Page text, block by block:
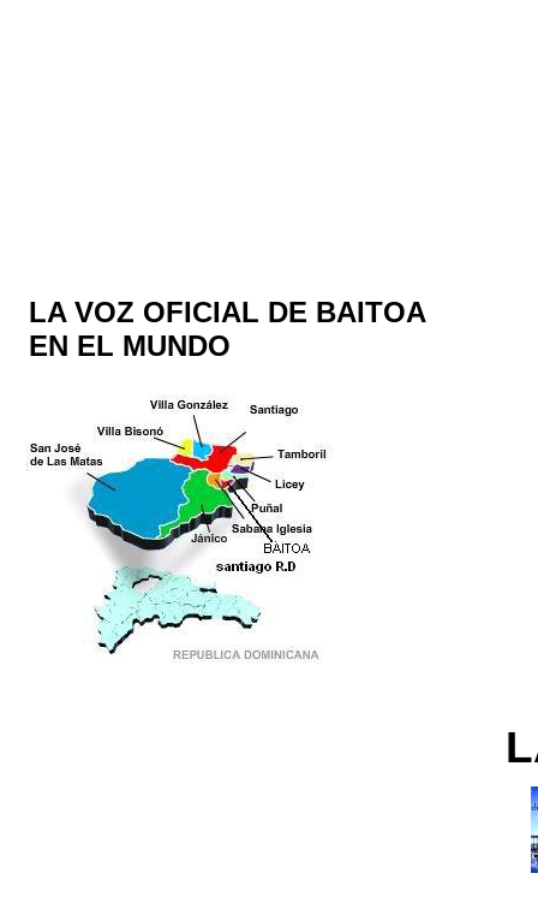
LA VOZ OFICIAL DE BAITOA
EN EL MUNDO